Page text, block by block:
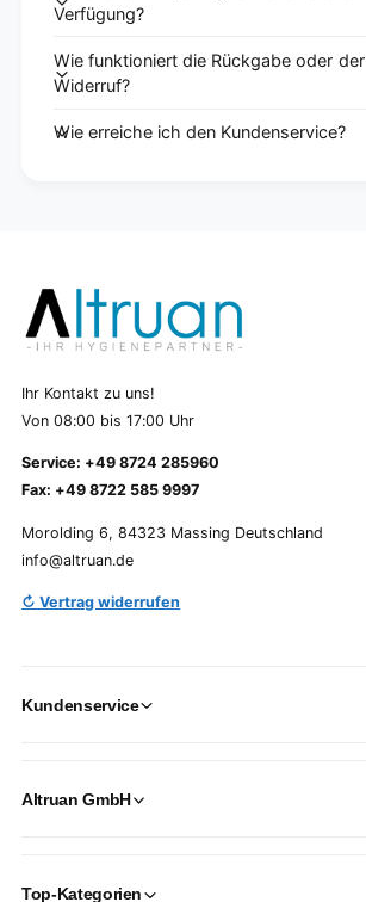
Verfügung?
Wie funktioniert die Rückgabe oder der
Widerruf?
Wie erreiche ich den Kundenservice?
Ihr Kontakt zu uns!
Von 08:00 bis 17:00 Uhr
Service: +49 8724 285960
Fax: +49 8722 585 9997
Morolding 6, 84323 Massing Deutschland
info@altruan.de
↻ Vertrag widerrufen
Kundenservice
Altruan GmbH
Top-Kategorien